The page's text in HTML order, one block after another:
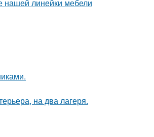
нашей линейки мебели
на два лагеря.